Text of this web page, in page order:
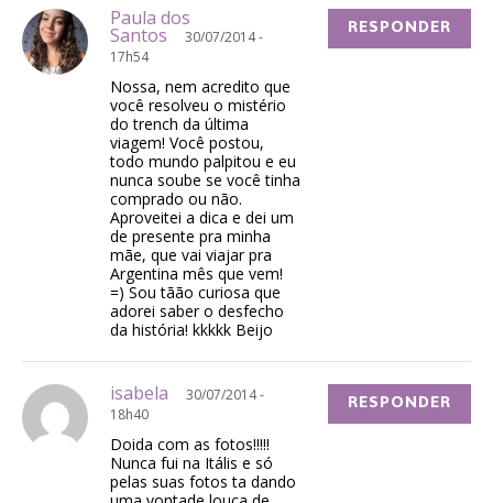
Paula dos
Santos
30/07/2014 -
17h54
Nossa, nem acredito que
você resolveu o mistério
do trench da última
viagem! Você postou,
todo mundo palpitou e eu
nunca soube se você tinha
comprado ou não.
Aproveitei a dica e dei um
de presente pra minha
mãe, que vai viajar pra
Argentina mês que vem!
=) Sou tãão curiosa que
adorei saber o desfecho
da história! kkkkk Beijo
RESPONDER
isabela
30/07/2014 -
18h40
Doida com as fotos!!!!!
Nunca fui na Itális e só
pelas suas fotos ta dando
RESPONDER